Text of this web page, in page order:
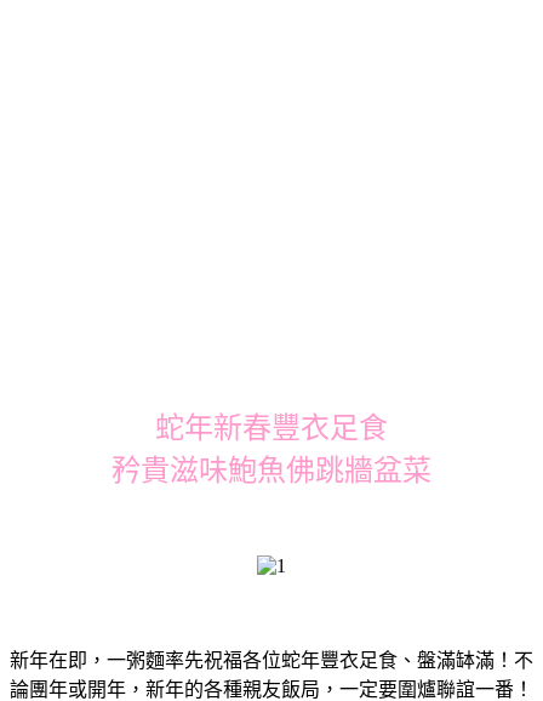
蛇年新春豐衣足食
矜貴滋味鮑魚佛跳牆盆菜
新年在即，一粥麵率先祝福各位蛇年豐衣足食、盤滿缽滿！不
論團年或開年，新年的各種親友飯局，一定要圍爐聯誼一番！